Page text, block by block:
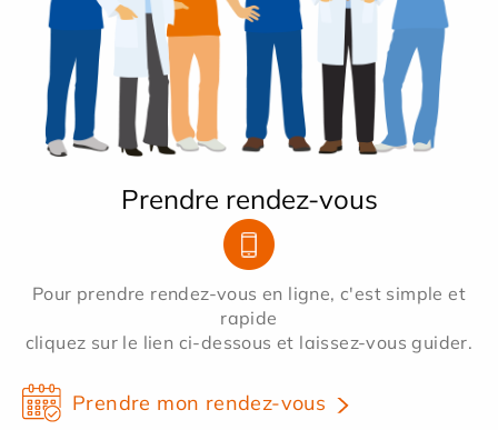
Prendre rendez-vous
Pour prendre rendez-vous en ligne, c'est simple et
rapide
cliquez sur le lien ci-dessous et laissez-vous guider.
Prendre mon rendez-vous